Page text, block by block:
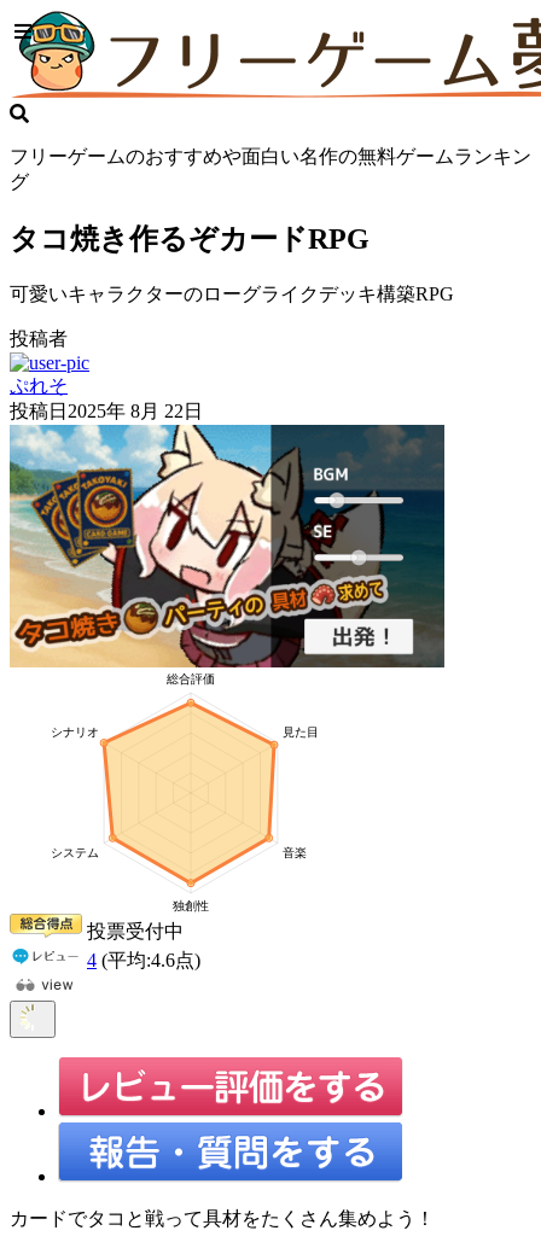
フリーゲームのおすすめや面白い名作の無料ゲームランキン
グ
タコ焼き作るぞカードRPG
可愛いキャラクターのローグライクデッキ構築RPG
投稿者
ぷれそ
投稿日 2025年 8月 22日
投票受付中
4 (平均:4.6点)
カードでタコと戦って具材をたくさん集めよう！